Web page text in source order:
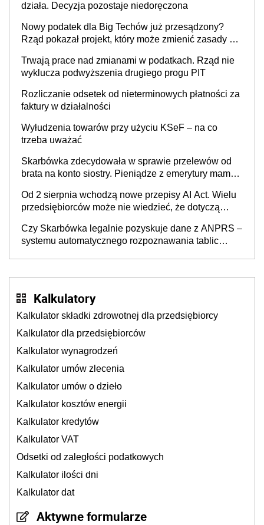
działa. Decyzja pozostaje niedoręczona
Nowy podatek dla Big Techów już przesądzony?
Rząd pokazał projekt, który może zmienić zasady gry
Trwają prace nad zmianami w podatkach. Rząd nie
wyklucza podwyższenia drugiego progu PIT
Rozliczanie odsetek od nieterminowych płatności za
faktury w działalności
Wyłudzenia towarów przy użyciu KSeF – na co
trzeba uważać
Skarbówka zdecydowała w sprawie przelewów od
brata na konto siostry. Pieniądze z emerytury mamy
będzie
Od 2 sierpnia wchodzą nowe przepisy AI Act. Wielu
przedsiębiorców może nie wiedzieć, że dotyczą
Czy Skarbówka legalnie pozyskuje dane z ANPRS –
systemu automatycznego rozpoznawania tablic
Kalkulatory
Kalkulator składki zdrowotnej dla przedsiębiorcy
Kalkulator dla przedsiębiorców
Kalkulator wynagrodzeń
Kalkulator umów zlecenia
Kalkulator umów o dzieło
Kalkulator kosztów energii
Kalkulator kredytów
Kalkulator VAT
Odsetki od zaległości podatkowych
Kalkulator ilości dni
Kalkulator dat
Aktywne formularze